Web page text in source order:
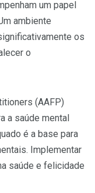
um papel
ambiente
os
o
(AAFP)
a saúde mental
é a base para
Implementar
saúde e felicidade